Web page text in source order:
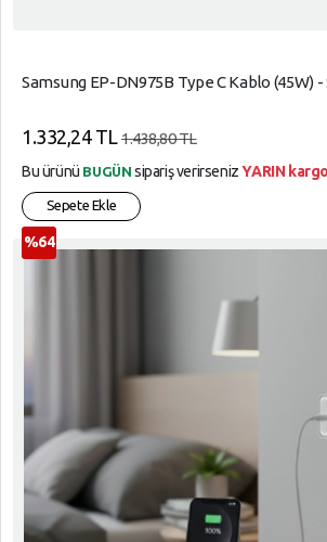
Samsung EP-DN975B Type C Kablo (45W) -
1.332,24 TL 1.438,80 TL
Bu ürünü BUGÜN sipariş verirsenizYARIN
Sepete Ekle
%64